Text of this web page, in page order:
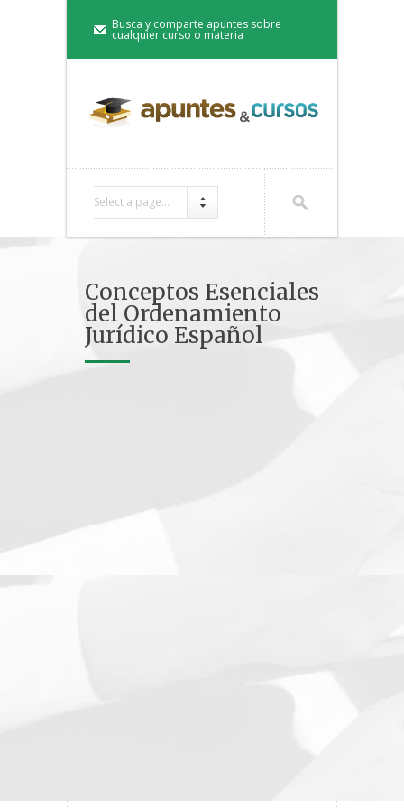
Busca y comparte apuntes sobre
cualquier curso o materia
Select a page...
Conceptos Esenciales
del Ordenamiento
Jurídico Español